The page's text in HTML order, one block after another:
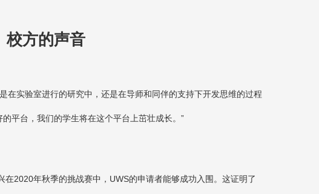
校方的声音
在实验室进行的研究中，还是在导师和同伴的支持下开发思维的过程
平台，我们的学生将在这个平台上茁壮成长。”
在2020年秋季的挑战赛中， UWS的申请者能够成功入围。这证明了